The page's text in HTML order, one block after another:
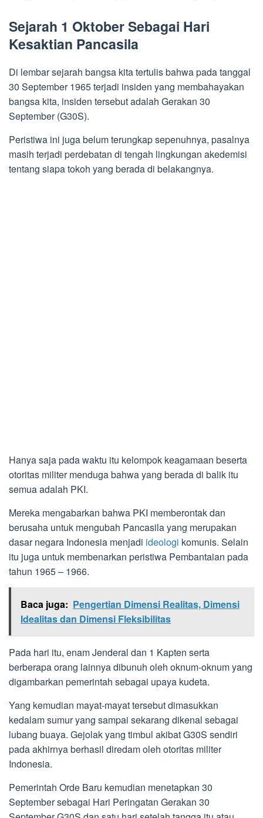
Sejarah 1 Oktober Sebagai Hari
Kesaktian Pancasila
Di lembar sejarah bangsa kita tertulis bahwa pada tanggal
30 September 1965 terjadi insiden yang membahayakan
bangsa kita, insiden tersebut adalah Gerakan 30
September (G30S).
Peristiwa ini juga belum terungkap sepenuhnya, pasalnya
masih terjadi perdebatan di tengah lingkungan akedemisi
tentang siapa tokoh yang berada di belakangnya.
Hanya saja pada waktu itu kelompok keagamaan beserta
otoritas militer menduga bahwa yang berada di balik itu
semua adalah PKI.
Mereka mengabarkan bahwa PKI memberontak dan
berusaha untuk mengubah Pancasila yang merupakan
dasar negara Indonesia menjadi ideologi komunis. Selain
itu juga untuk membenarkan peristiwa Pembantaian pada
tahun 1965 – 1966.
Baca juga: Pengertian Dimensi Realitas, Dimensi
Idealitas dan Dimensi Fleksibilitas
Pada hari itu, enam Jenderal dan 1 Kapten serta
berberapa orang lainnya dibunuh oleh oknum-oknum yang
digambarkan pemerintah sebagai upaya kudeta.
Yang kemudian mayat-mayat tersebut dimasukkan
kedalam sumur yang sampai sekarang dikenal sebagai
lubang buaya. Gejolak yang timbul akibat G30S sendiri
pada akhirnya berhasil diredam oleh otoritas militer
Indonesia.
Pemerintah Orde Baru kemudian menetapkan 30
September sebagai Hari Peringatan Gerakan 30